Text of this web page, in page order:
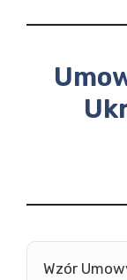
Wzór